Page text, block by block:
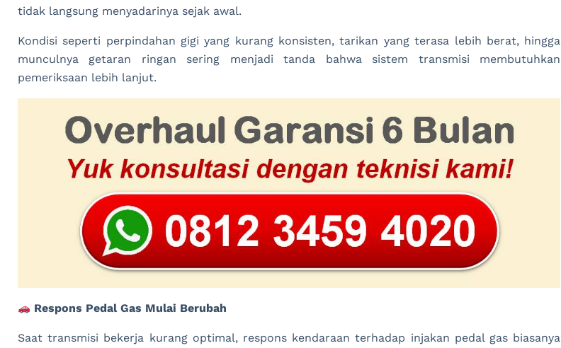
tidak langsung menyadarinya sejak awal.
Kondisi seperti perpindahan gigi yang kurang konsisten, tarikan yang terasa lebih berat, hingga
munculnya getaran ringan sering menjadi tanda bahwa sistem transmisi membutuhkan
pemeriksaan lebih lanjut.
Respons Pedal Gas Mulai Berubah
Saat transmisi bekerja kurang optimal, respons kendaraan terhadap injakan pedal gas biasanya